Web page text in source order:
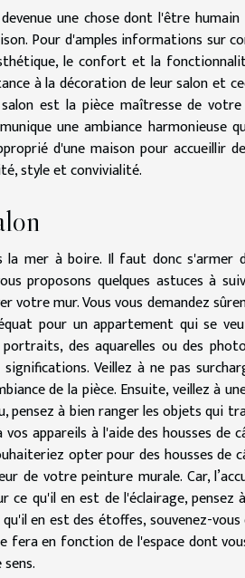
une chose dont l'être
Pour d'amples informations sur
le confort et la
à la décoration de leur salon et
est la pièce maîtresse de
une ambiance harmonieuse
d'une maison pour accueillir
style et convivialité.
la mer à boire. Il faut donc s'armer
proposons quelques astuces à
votre mur. Vous vous demandez
pour un appartement qui se
des aquarelles ou des
Veillez à ne pas
de la pièce. Ensuite, veillez à
pensez à bien ranger les objets qui
appareils à l'aide des housses de
opter pour des housses de
de votre peinture murale. Car,
qu'il en est de l'éclairage, pensez
en est des étoffes, souvenez-
en fonction de l'espace dont